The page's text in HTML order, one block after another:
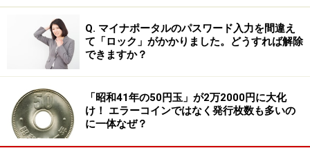
末期がん患者の激しい痛みを和らげる目的で用いられて
います。つまり、正しく使えば非常に大切な医薬品の一
つです。問題はフェンタニルという薬そのものにあるの
ではなく、違法に入手し、許可なく乱用する行為にあり
ます。
フェンタニルが痛みを和らげてくれるのは、中枢神経系
（脳や脊髄）を抑制する作用があるからです。お酒を飲
Q. マイナポータルのパスワード入力を間違え
て「ロック」がかかりました。どうすれば解除
できますか？
「昭和41年の50円玉」が2万2000円に大化
け！ エラーコインではなく発行枚数も多いの
に一体なぜ？